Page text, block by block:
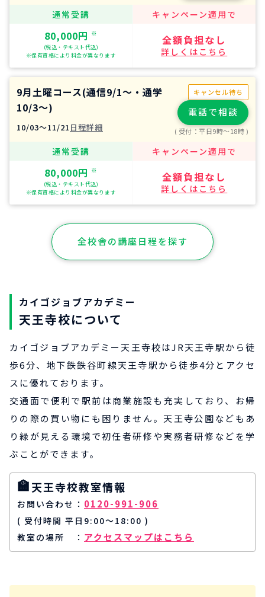
通常受講
80,000円 ※
(税込・テキスト代込)
※保有資格により料金が異なります
キャンペーン適用で
全額負担なし
詳しくはこちら
9月土曜コース(通信9/1～・通学
10/3～)
10/03〜11/21 日程詳細
キャンセル待ち
電話で相談
( 受付 ：平日9時〜18時 )
通常受講
80,000円 ※
(税込・テキスト代込)
※保有資格により料金が異なります
キャンペーン適用で
全額負担なし
詳しくはこちら
全校舎の講座日程を探す
カイゴジョブアカデミー
天王寺校について
カイゴジョブアカデミー天王寺校はJR天王寺駅から徒
歩6分、地下鉄鉄谷町線天王寺駅から徒歩4分とアクセ
スに優れております。
交通面で便利で駅前は商業施設も充実しており、お帰
りの際の買い物にも困りません。天王寺公園などもあ
り緑が見える環境で初任者研修や実務者研修などを学
ぶことができます。
天王寺校教室情報
お問い合わせ 0120-991-906
( 受付時間 平日9:00～18:00 )
教室の場所
アクセスマップはこちら